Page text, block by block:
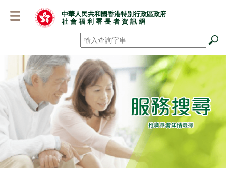
中華人民共和國香港特別行政區政府
社 會 福 利 署 長 者 資 訊 網
搜尋 *